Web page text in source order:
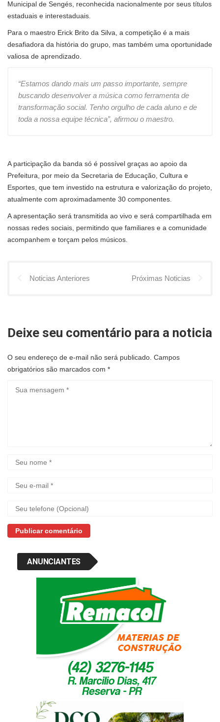
Municipal de Sengés, reconhecida nacionalmente por seus títulos
estaduais e interestaduais.
Para o maestro Erick Brito da Silva, a competição é a mais
desafiadora da história do grupo, mas também uma oportunidade
valiosa de aprendizado.
“Estamos dando mais um passo importante, sempre
buscando desenvolver a música como ferramenta de
transformação social. Tenho orgulho de cada aluno e de
toda a nossa equipe técnica”, afirmou o maestro.
A participação da banda só é possível graças ao apoio da
Prefeitura, por meio da Secretaria de Educação, Cultura e
Esportes, que tem investido na estrutura e valorização do projeto,
atualmente com aproximadamente 30 componentes.
A apresentação será transmitida ao vivo e será compartilhada em
nossas redes sociais, permitindo que familiares e a comunidade
acompanhem e torçam pelos músicos.
Noticias Anteriores Próximas Noticias
Deixe seu comentário para a noticia
O seu endereço de e-mail não será publicado. Campos
obrigatórios são marcados com *
ANUNCIANTES